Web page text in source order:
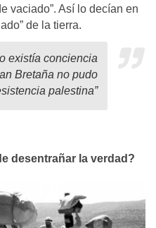
vaciado”. Así lo decían en
de la tierra.
existía conciencia
Bretaña no pudo
palestina”
desentrañar la verdad?